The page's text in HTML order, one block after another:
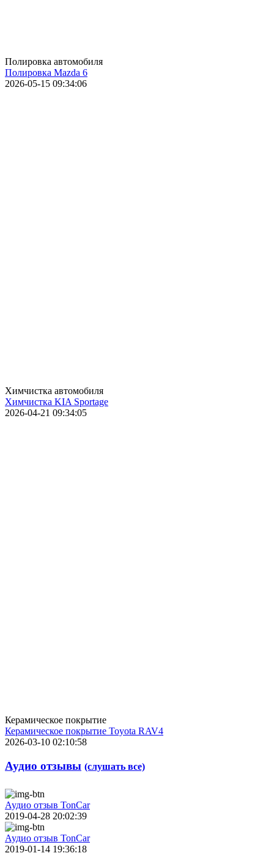
Полировка автомобиля
Полировка Mazda 6
2026-05-15 09:34:06
Химчистка автомобиля
Химчистка KIA Sportage
2026-04-21 09:34:05
Керамическое покрытие
Керамическое покрытие Toyota RAV4
2026-03-10 02:10:58
Аудио отзывы (слушать все)
Аудио отзыв TonCar
2019-04-28 20:02:39
Аудио отзыв TonCar
2019-01-14 19:36:18